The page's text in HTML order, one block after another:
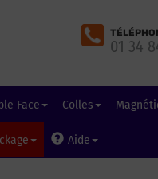
01 34
Face Colles
Aide